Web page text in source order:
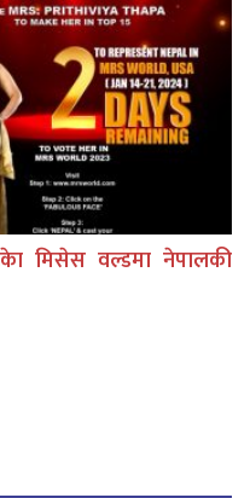
मिसेस वल्डमा नेपालकी